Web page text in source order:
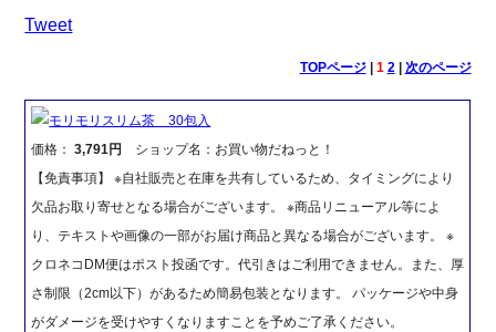
Tweet
TOPページ| 1 2| 次のページ
モリモリスリム茶 30包入
価格：3,791円
ショップ名：お買い物だねっと！
【免責事項】 ※自社販売と在庫を共有しているため、タイミングにより
欠品お取り寄せとなる場合がございます。 ※商品リニューアル等によ
り、テキストや画像の一部がお届け商品と異なる場合がございます。 ※
クロネコDM便はポスト投函です。代引きはご利用できません。また、厚
さ制限（2cm以下）があるため簡易包装となります。 パッケージや中身
がダメージを受けやすくなりますことを予めご了承ください。